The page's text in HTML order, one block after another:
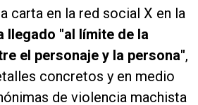
carta en la red social X en la
llegado "al límite de la
el personaje y la persona",
concretos y en medio
de violencia machista